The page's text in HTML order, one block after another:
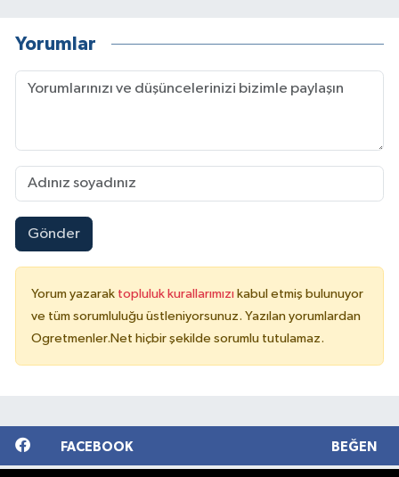
Yorumlar
Gönder
Yorum yazarak topluluk kurallarımızı kabul etmiş bulunuyor
ve tüm sorumluluğu üstleniyorsunuz. Yazılan yorumlardan
Ogretmenler.Net hiçbir şekilde sorumlu tutulamaz.
FACEBOOK BEĞEN